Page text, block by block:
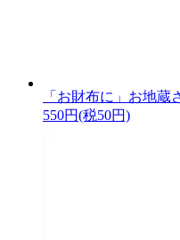
「お財布に」お地蔵
550円(税50円)